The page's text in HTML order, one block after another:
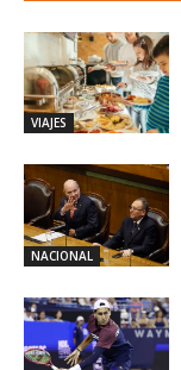
VIAJES
NACIONAL